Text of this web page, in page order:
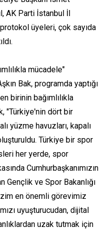
AK Parti İstanbul İl
üyeleri, çok sayıda
mücadele"
Bak, programda yaptığı
birinin bağımlılıkla
"Türkiye'nin dört bir
yüzme havuzları, kapalı
Türkiye bir spor
her yerde, spor
Cumhurbaşkanımızın
Gençlik ve Spor Bakanlığı
en önemli görevimiz
uyuşturucudan, dijital
uzak tutmak için